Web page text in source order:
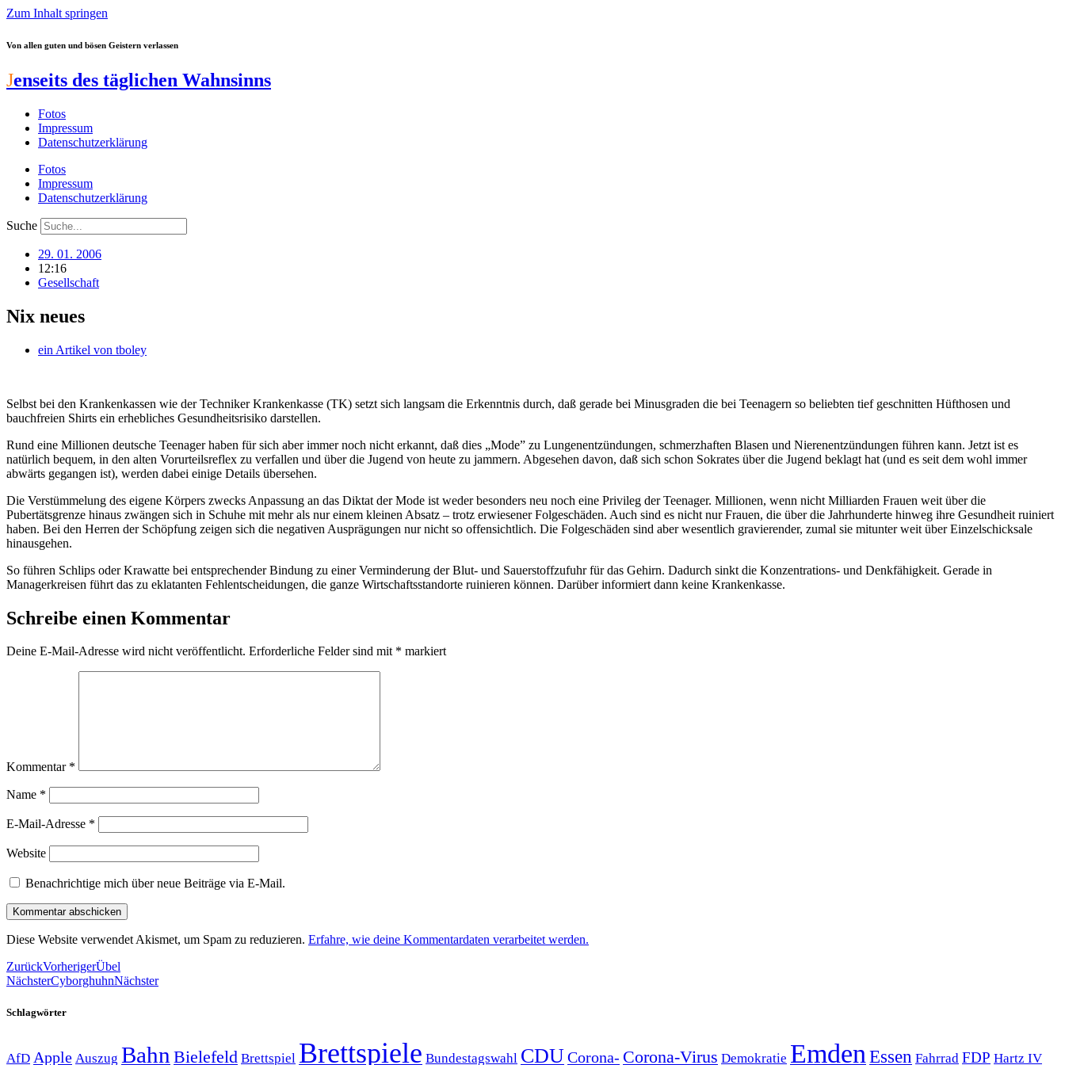
Zum Inhalt springen
Von allen guten und bösen Geistern verlassen
Jenseits des täglichen Wahnsinns
Fotos
Impressum
Datenschutzerklärung
Fotos
Impressum
Datenschutzerklärung
Suche
29. 01. 2006
12:16
Gesellschaft
Nix neues
ein Artikel von tboley
Selbst bei den Krankenkassen wie der Techniker Krankenkasse (TK) setzt sich langsam die Erkenntnis durch, daß gerade bei Minusgraden die bei Teenagern so beliebten tief geschnitten Hüfthosen und
bauchfreien Shirts ein erhebliches Gesundheitsrisiko darstellen.
Rund eine Millionen deutsche Teenager haben für sich aber immer noch nicht erkannt, daß dies „Mode” zu Lungenentzündungen, schmerzhaften Blasen und Nierenentzündungen führen kann. Jetzt ist es
natürlich bequem, in den alten Vorurteilsreflex zu verfallen und über die Jugend von heute zu jammern. Abgesehen davon, daß sich schon Sokrates über die Jugend beklagt hat (und es seit dem wohl immer
abwärts gegangen ist), werden dabei einige Details übersehen.
Die Verstümmelung des eigene Körpers zwecks Anpassung an das Diktat der Mode ist weder besonders neu noch eine Privileg der Teenager. Millionen, wenn nicht Milliarden Frauen weit über die
Pubertätsgrenze hinaus zwängen sich in Schuhe mit mehr als nur einem kleinen Absatz – trotz erwiesener Folgeschäden. Auch sind es nicht nur Frauen, die über die Jahrhunderte hinweg ihre Gesundheit ruiniert
haben. Bei den Herren der Schöpfung zeigen sich die negativen Ausprägungen nur nicht so offensichtlich. Die Folgeschäden sind aber wesentlich gravierender, zumal sie mitunter weit über Einzelschicksale
hinausgehen.
So führen Schlips oder Krawatte bei entsprechender Bindung zu einer Verminderung der Blut- und Sauerstoffzufuhr für das Gehirn. Dadurch sinkt die Konzentrations- und Denkfähigkeit. Gerade in
Managerkreisen führt das zu eklatanten Fehlentscheidungen, die ganze Wirtschaftsstandorte ruinieren können. Darüber informiert dann keine Krankenkasse.
Schreibe einen Kommentar
Deine E-Mail-Adresse wird nicht veröffentlicht. Erforderliche Felder sind mit * markiert
Kommentar *
Name *
E-Mail-Adresse *
Website
Benachrichtige mich über neue Beiträge via E-Mail.
Diese Website verwendet Akismet, um Spam zu reduzieren. Erfahre, wie deine Kommentardaten verarbeitet werden.
ZurückVorherigerÜbel
NächsterCyborghuhnNächster
Schlagwörter
AfD Apple Auszug Bahn Bielefeld Brettspiel Brettspiele Bundestagswahl CDUCorona- Corona-Virus Demokratie Emden Essen Fahrrad FDP Hartz IV